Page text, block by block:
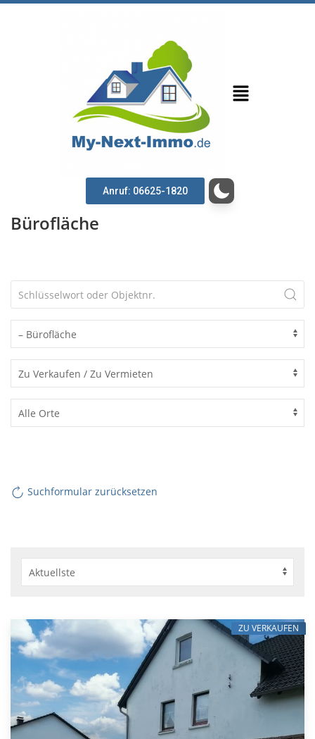
Anruf: 06625-1820
Bürofläche
Suchformular zurücksetzen
ZU VERKAUFEN